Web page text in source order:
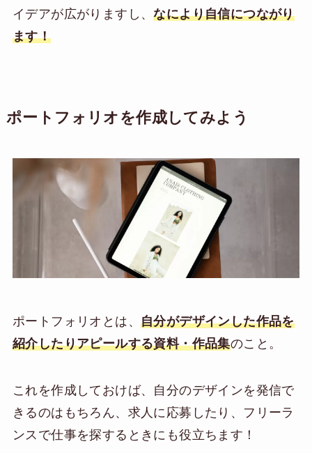
イデアが広がりますし、なにより自信につながり
ます！
ポートフォリオを作成してみよう
ポートフォリオとは、 自分がデザインした作品を
紹介したりアピールする資料・作品集のこと。
これを作成しておけば、自分のデザインを発信で
きるのはもちろん、求人に応募したり、フリーラ
ンスで仕事を探するときにも役立ちます！